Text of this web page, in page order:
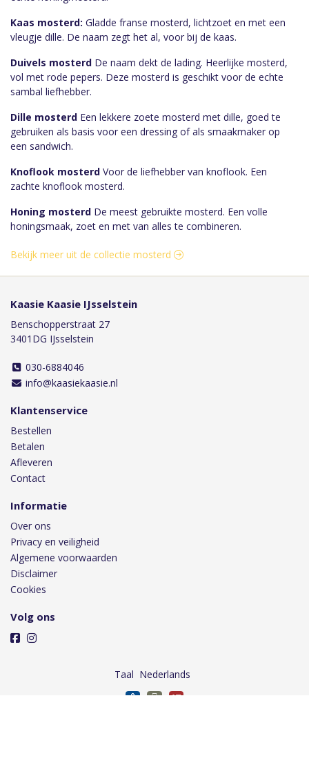
Kaas mosterd: Gladde franse mosterd, lichtzoet en met een
vleugje dille. De naam zegt het al, voor bij de kaas.
Duivels mosterd De naam dekt de lading. Heerlijke mosterd,
vol met rode pepers. Deze mosterd is geschikt voor de echte
sambal liefhebber.
Dille mosterd Een lekkere zoete mosterd met dille, goed te
gebruiken als basis voor een dressing of als smaakmaker op
een sandwich.
Knoflook mosterd Voor de liefhebber van knoflook. Een
zachte knoflook mosterd.
Honing mosterd De meest gebruikte mosterd. Een volle
honingsmaak, zoet en met van alles te combineren.
Bekijk meer uit de collectie mosterd
Kaasie Kaasie IJsselstein
Benschopperstraat 27
3401DG IJsselstein
030-6884046
info@kaasiekaasie.nl
Klantenservice
Bestellen
Betalen
Afleveren
Contact
Informatie
Over ons
Privacy en veiligheid
Algemene voorwaarden
Disclaimer
Cookies
Volg ons
Taal